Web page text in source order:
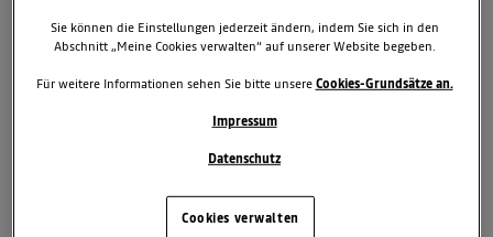
DIE NEUE ALPINE A390 LANDET AM
FLUGHAFEN WIEN
Von 15. bis 31. Juli ist die neue Alpine A390 in der Ankunftshalle
des Flughafens Wien zu sehen
zu 470 PS und bis zu 555 Kilometern Reichweite
Sie können die Einstellungen jederzeit ändern, indem Sie sich in den
Abschnitt „Meine Cookies verwalten“ auf unserer Website begeben.
Für weitere Informationen sehen Sie bitte unsereCookies-Grundsätze an.
Impressum
Datenschutz
Cookies verwalten